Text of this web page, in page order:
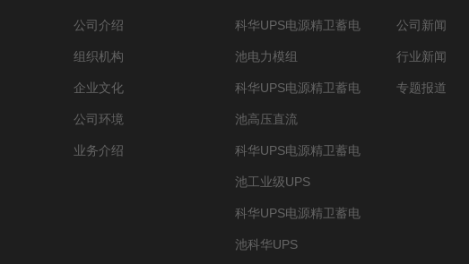
公司介绍
组织机构
企业文化
公司环境
业务介绍
科华UPS电源精卫蓄电
池电力模组
科华UPS电源精卫蓄电
池高压直流
科华UPS电源精卫蓄电
池工业级UPS
科华UPS电源精卫蓄电
池科华UPS
公司新闻
行业新闻
专题报道